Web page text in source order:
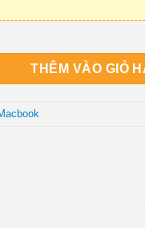
Quận 10 Chính
THÊM VÀO GIỎ